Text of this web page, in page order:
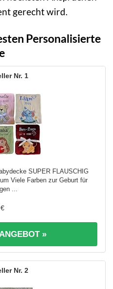
gerecht wird.
Personalisierte
1
SUPER FLAUSCHIG
Viele Farben zur Geburt für
...
»
2